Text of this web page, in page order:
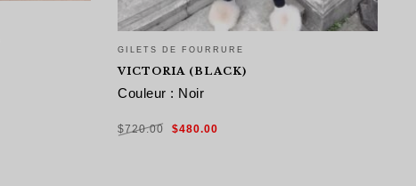
GILETS DE FOURRURE
VICTORIA (BLACK)
Couleur : Noir
$720.00
Le
prix
$480.00